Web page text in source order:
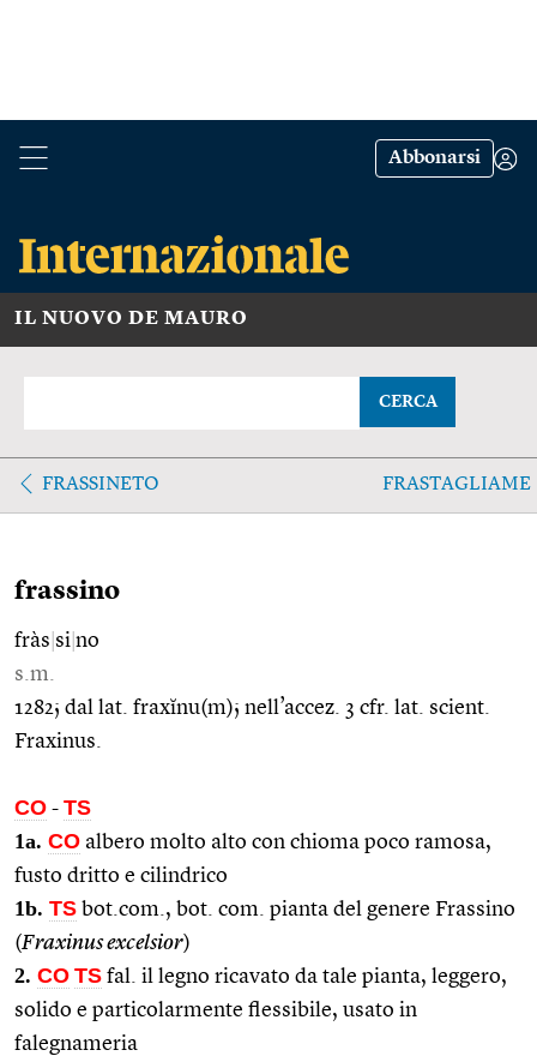
Abbonarsi
IL NUOVO DE MAURO
CERCA
FRASSINETO FRASTAGLIAME
frassino
fràs si no
s.m.
1282; dal lat. fraxĭnu(m); nell’accez. 3 cfr. lat. scient.
Fraxinus.
CO - TS
1a. CO albero molto alto con chioma poco ramosa,
fusto dritto e cilindrico
1b. TS bot.com., bot. com. pianta del genere Frassino
(Fraxinus excelsior)
2. CO TS fal. il legno ricavato da tale pianta, leggero,
solido e particolarmente flessibile, usato in
falegnameria